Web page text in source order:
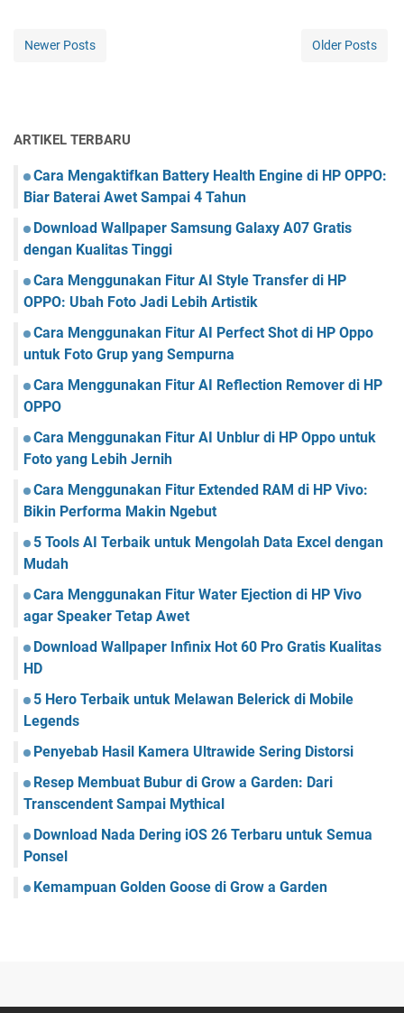
Newer Posts Older Posts
ARTIKEL TERBARU
Cara Mengaktifkan Battery Health Engine di HP OPPO:
Biar Baterai Awet Sampai 4 Tahun
Download Wallpaper Samsung Galaxy A07 Gratis
dengan Kualitas Tinggi
Cara Menggunakan Fitur AI Style Transfer di HP
OPPO: Ubah Foto Jadi Lebih Artistik
Cara Menggunakan Fitur AI Perfect Shot di HP Oppo
untuk Foto Grup yang Sempurna
Cara Menggunakan Fitur AI Reflection Remover di HP
OPPO
Cara Menggunakan Fitur AI Unblur di HP Oppo untuk
Foto yang Lebih Jernih
Cara Menggunakan Fitur Extended RAM di HP Vivo:
Bikin Performa Makin Ngebut
5 Tools AI Terbaik untuk Mengolah Data Excel dengan
Mudah
Cara Menggunakan Fitur Water Ejection di HP Vivo
agar Speaker Tetap Awet
Download Wallpaper Infinix Hot 60 Pro Gratis Kualitas
HD
5 Hero Terbaik untuk Melawan Belerick di Mobile
Legends
Penyebab Hasil Kamera Ultrawide Sering Distorsi
Resep Membuat Bubur di Grow a Garden: Dari
Transcendent Sampai Mythical
Download Nada Dering iOS 26 Terbaru untuk Semua
Ponsel
Kemampuan Golden Goose di Grow a Garden